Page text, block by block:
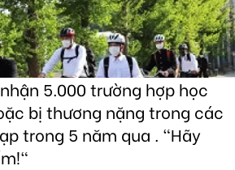
5.000 trường hợp học
bị thương nặng trong các
trong 5 năm qua . "Hãy